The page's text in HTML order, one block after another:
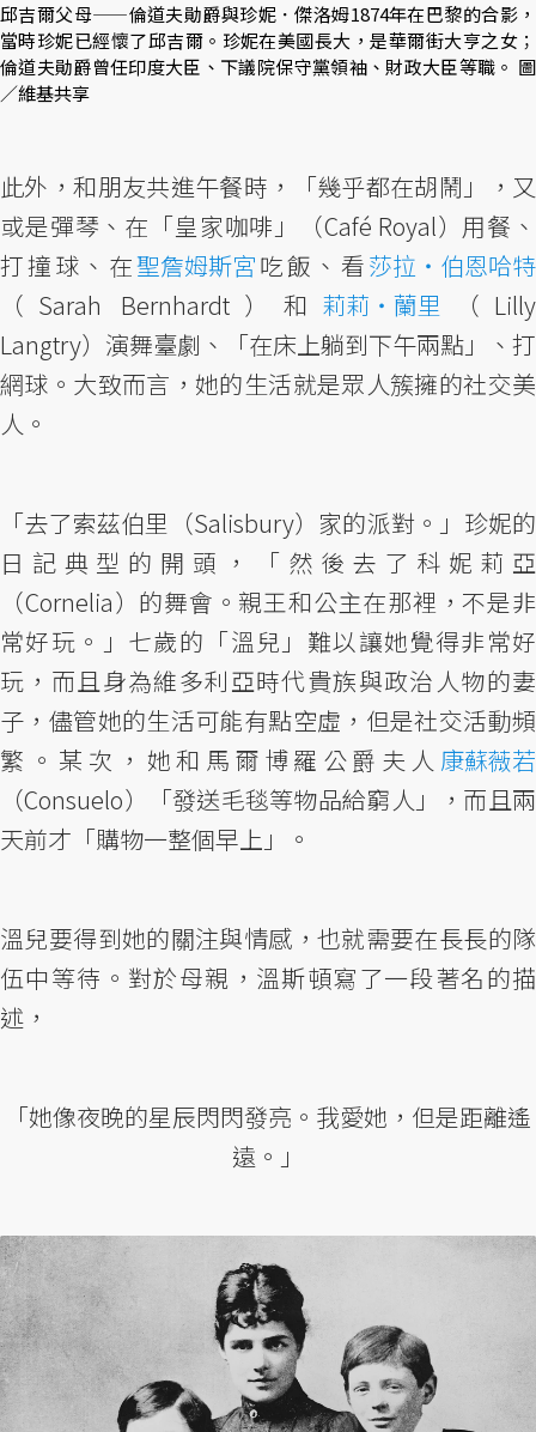
邱吉爾父母——倫道夫勛爵與珍妮．傑洛姆1874年在巴黎的合影，
當時珍妮已經懷了邱吉爾。珍妮在美國長大，是華爾街大亨之女；
倫道夫勛爵曾任印度大臣、下議院保守黨領袖、財政大臣等職。 圖
／維基共享
此外，和朋友共進午餐時，「幾乎都在胡鬧」，又
或是彈琴、在「皇家咖啡」（Café Royal）用餐、
打撞球、在聖詹姆斯宮吃飯、看莎拉・伯恩哈特
（Sarah Bernhardt）和 莉莉・蘭里 （Lilly
Langtry）演舞臺劇、「在床上躺到下午兩點」、打
網球。大致而言，她的生活就是眾人簇擁的社交美
人。
「去了索茲伯里（Salisbury）家的派對。」珍妮的
日記典型的開頭，「然後去了科妮莉亞
（Cornelia）的舞會。親王和公主在那裡，不是非
常好玩。」七歲的「溫兒」難以讓她覺得非常好
玩，而且身為維多利亞時代貴族與政治人物的妻
子，儘管她的生活可能有點空虛，但是社交活動頻
繁。某次，她和馬爾博羅公爵夫人 康蘇薇若
（Consuelo）「發送毛毯等物品給窮人」，而且兩
天前才「購物一整個早上」。
溫兒要得到她的關注與情感，也就需要在長長的隊
伍中等待。對於母親，溫斯頓寫了一段著名的描
述，
「她像夜晚的星辰閃閃發亮。我愛她，但是距離遙
遠。」